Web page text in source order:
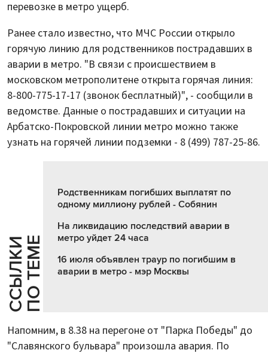
перевозке в метро ущерб.
Ранее стало известно, что МЧС России открыло
горячую линию для родственников пострадавших в
аварии в метро. "В связи с происшествием в
московском метрополитене открыта горячая линия:
8-800-775-17-17 (звонок бесплатный)", - сообщили в
ведомстве. Данные о пострадавших и ситуации на
Арбатско-Покровской линии метро можно также
узнать на горячей линии подземки - 8 (499) 787-25-86.
С
С
Ы
Л
К
И
П
О
Т
Е
МЕ
Родственникам погибших выплатят по
одному миллиону рублей - Собянин
На ликвидацию последствий аварии в
метро уйдет 24 часа
16 июля объявлен траур по погибшим в
аварии в метро - мэр Москвы
Напомним, в 8.38 на перегоне от "Парка Победы" до
"Славянского бульвара" произошла авария. По